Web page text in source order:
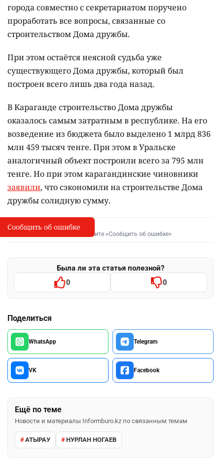
города совместно с секретариатом поручено
проработать все вопросы, связанные со
строительством Дома дружбы.
При этом остаётся неясной судьба уже
существующего Дома дружбы, который был
построен всего лишь два года назад.
В Караганде строительство Дома дружбы
оказалось самым затратным в республике. На его
возведение из бюджета было выделено 1 млрд 836
млн 459 тысяч тенге. При этом в Уральске
аналогичный объект построили всего за 795 млн
тенге. Но при этом карагандинские чиновники
заявили, что сэкономили на строительстве Дома
дружбы солидную сумму.
I
Сообщить об опечатке
Выделите фрагмент и нажмите «Сообщить об ошибке»
Была ли эта статья полезной?
0 0
Поделиться
WhatsApp Telegram
VK Facebook
Ещё по теме
Новости и материалы Informburo.kz по связанным темам
АТЫРАУ НУРЛАН НОГАЕВ
Сообщить об ошибке